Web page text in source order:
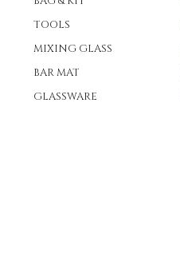
TOOLS
MIXING GLASS
BAR MAT
GLASSWARE